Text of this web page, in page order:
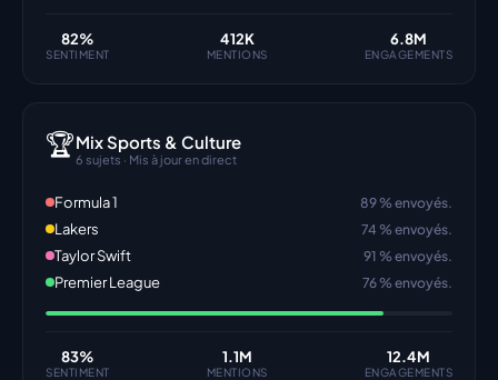
82%
SENTIMENT
412K
MENTIONS
6.8M
ENGAGEMENTS
🏆Mix Sports & Culture
6 sujets · Mis à jour en direct
Formula 1 89 % envoyés.
Lakers 74 % envoyés.
Taylor Swift 91 % envoyés.
Premier League 76 % envoyés.
83%
SENTIMENT
1.1M
MENTIONS
12.4M
ENGAGEMENTS